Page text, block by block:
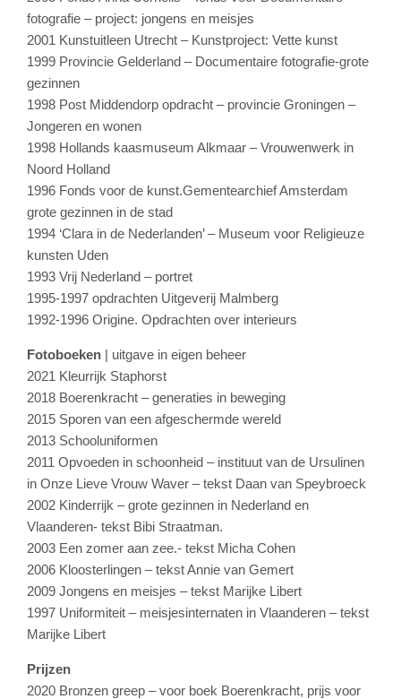
fotografie – project: jongens en meisjes
2001 Kunstuitleen Utrecht – Kunstproject: Vette kunst
1999 Provincie Gelderland – Documentaire fotografie-grote
gezinnen
1998 Post Middendorp opdracht – provincie Groningen –
Jongeren en wonen
1998 Hollands kaasmuseum Alkmaar – Vrouwenwerk in
Noord Holland
1996 Fonds voor de kunst.Gementearchief Amsterdam
grote gezinnen in de stad
1994 ‘Clara in de Nederlanden’ – Museum voor Religieuze
kunsten Uden
1993 Vrij Nederland – portret
1995-1997 opdrachten Uitgeverij Malmberg
1992-1996 Origine. Opdrachten over interieurs
Fotoboeken | uitgave in eigen beheer
2021 Kleurrijk Staphorst
2018 Boerenkracht – generaties in beweging
2015 Sporen van een afgeschermde wereld
2013 Schooluniformen
2011 Opvoeden in schoonheid – instituut van de Ursulinen
in Onze Lieve Vrouw Waver – tekst Daan van Speybroeck
2002 Kinderrijk – grote gezinnen in Nederland en
Vlaanderen- tekst Bibi Straatman.
2003 Een zomer aan zee.- tekst Micha Cohen
2006 Kloosterlingen – tekst Annie van Gemert
2009 Jongens en meisjes – tekst Marijke Libert
1997 Uniformiteit – meisjesinternaten in Vlaanderen – tekst
Marijke Libert
Prijzen
2020 Bronzen greep – voor boek Boerenkracht, prijs voor